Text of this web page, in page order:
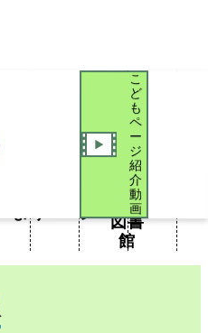
こ
ど
も
ペ
ー
ジ
紹
介
動
画
ージ
おい
でよ
稲城
市立
図書
館